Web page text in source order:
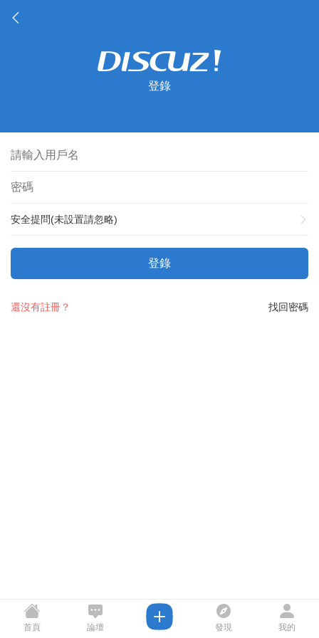
登錄
安全提問(未設置請忽略)
登錄
找回密碼
還沒有註冊？
首頁 論壇 發現 我的